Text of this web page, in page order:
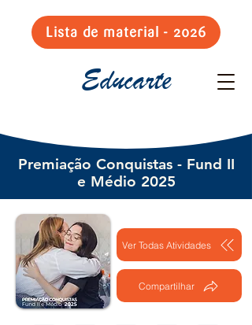
Lista de material - 2026
Educarte
Premiação Conquistas - Fund II
e Médio 2025
Ver Todas Atividades
Compartilhar